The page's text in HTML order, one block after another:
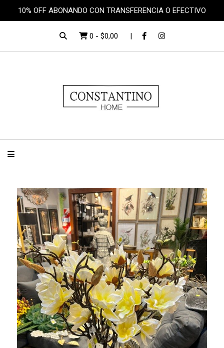
10% OFF ABONANDO CON TRANSFERENCIA O EFECTIVO
0 - $0,00